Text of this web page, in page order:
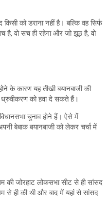
को डराना नहीं है। बल्कि वह सिर्फ
है, वो सच ही रहेगा और जो झूठ है, वो
के कारण यह तीखी बयानबाजी की
ध्रुवीकरण को हवा दे सकते हैं।
चुनाव होने हैं। ऐसे में
बेबाक बयानबाजी को लेकर चर्चा में
की जोरहाट लोकसभा सीट से ही सांसद
से ही की थी और बाद में यहां से सांसद